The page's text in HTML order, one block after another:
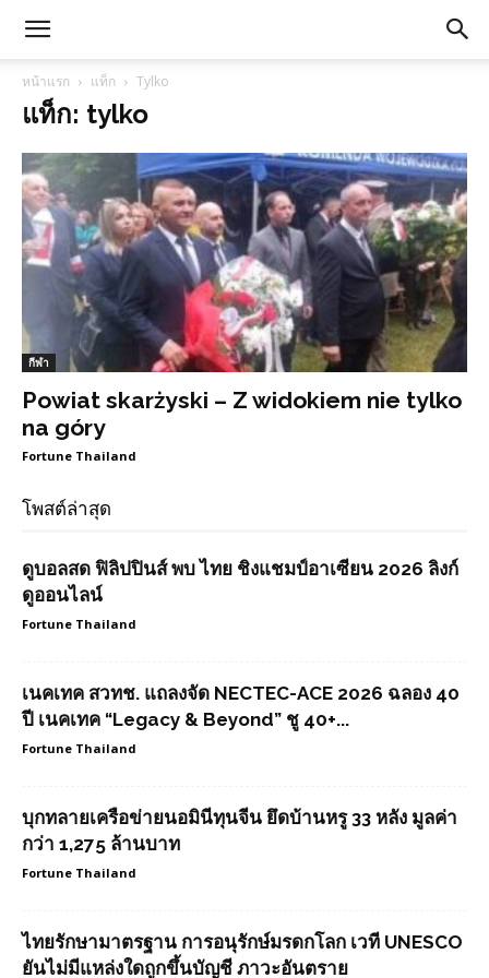
หน้าแรก แท็ก Tylko
แท็ก: tylko
กีฬา
Powiat skarżyski – Z widokiem nie tylko
na góry
Fortune Thailand
โพสต์ล่าสุด
ดูบอลสด ฟิลิปปินส์ พบ ไทย ชิงแชมป์อาเซียน 2026 ลิงก์
ดูออนไลน์
Fortune Thailand
เนคเทค สวทช. แถลงจัด NECTEC-ACE 2026 ฉลอง 40
ปี เนคเทค “Legacy & Beyond” ชู 40+...
Fortune Thailand
บุกทลายเครือข่ายนอมินีทุนจีน ยึดบ้านหรู 33 หลัง มูลค่า
กว่า 1,275 ล้านบาท
Fortune Thailand
ไทยรักษามาตรฐาน การอนุรักษ์มรดกโลก เวที UNESCO
ยันไม่มีแหล่งใดถูกขึ้นบัญชี ภาวะอันตราย